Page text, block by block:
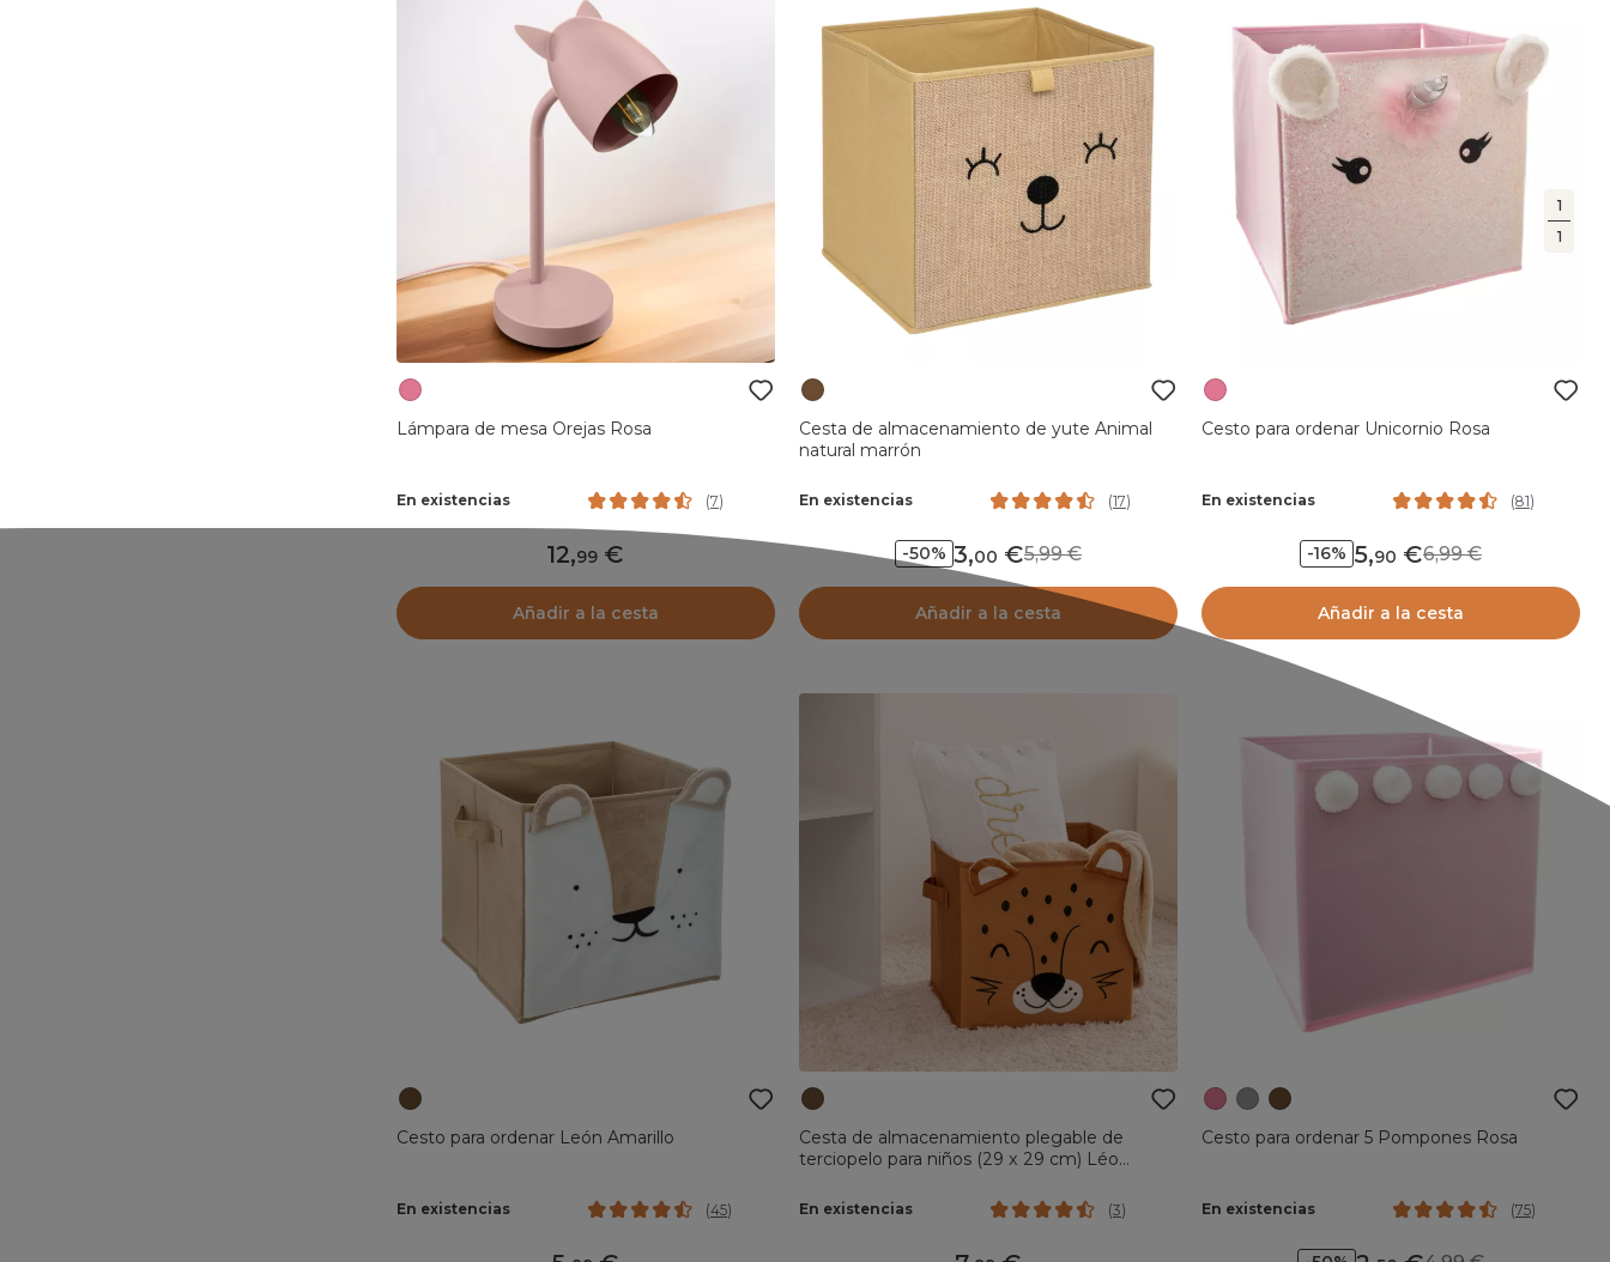
1
1
Lámpara de mesa Orejas Rosa
En existencias (7)
12,99
Añadir a la cesta
Cesta de almacenamiento de yute Animal
natural marrón
En existencias (17)
-50% 3,00 5,99
Añadir a la cesta
Cesto para ordenar Unicornio Rosa
En existencias (81)
-16% 5,90 6,99
Añadir a la cesta
Cesto para ordenar León Amarillo
En existencias (45)
Cesta de almacenamiento plegable de
terciopelo para niños (29 x 29 cm) Léo
En existencias (3)
Cesto para ordenar 5 Pompones Rosa
En existencias (75)